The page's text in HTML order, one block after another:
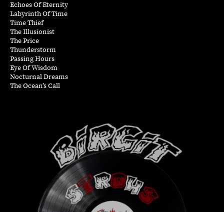
EchoesOfEternity
LabyrinthOfTime
TimeThief
The Illusionist
The Price
Thunderstorm
Passing Hours
EyeOfWisdom
NocturnalDreams
TheOcean’sCall